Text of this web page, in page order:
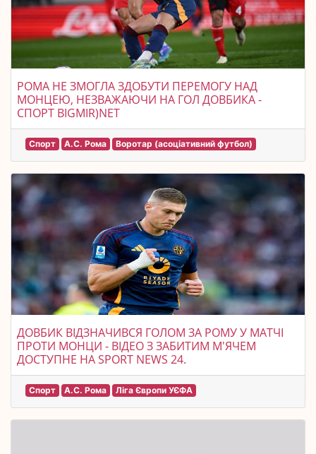
РОМА НЕ ЗМОГЛА ЗДОБУТИ ПЕРЕМОГУ НАД
МОНЦЕЮ, НЕЗВАЖАЮЧИ НА ГОЛ ДОВБИКА -
СПОРТ BIGMIR)NET
Спорт А.С. Рома Воротар (асоціативний футбол)
ДОВБИК ВІДЗНАЧИВСЯ ГОЛОМ ЗА РОМУ У МАТЧІ
ПРОТИ МОНЦИ - ВІДЕО З ЗАБИТИМ М'ЯЧЕМ
ДОСТУПНЕ НА SPORT NEWS 24.
Спорт А.С. Рома Ліга Європи УЄФА